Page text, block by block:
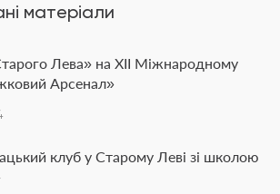
матеріали
Лева» на ХІІ Міжнародному
Арсенал»
клуб у Старому Леві зі школою